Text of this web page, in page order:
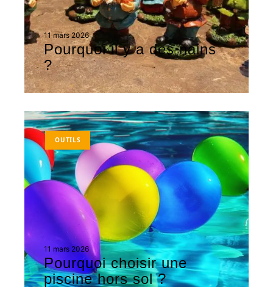
11 mars 2026
Pourquoi il y a des nains
?
OUTILS
11 mars 2026
Pourquoi choisir une
piscine hors sol ?